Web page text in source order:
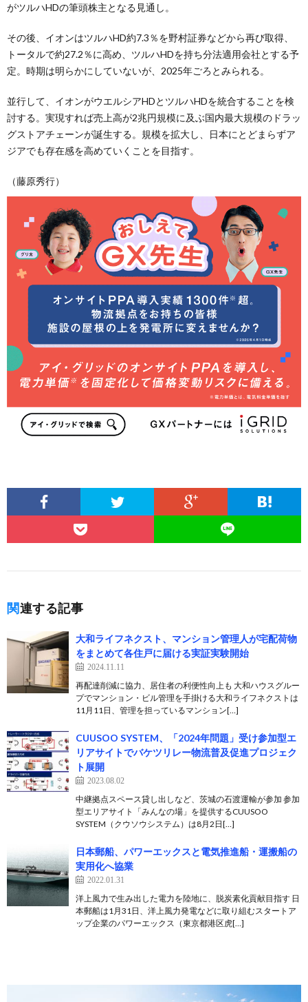
がツルハHDの筆頭株主となる見通し。
その後、イオンはツルハHD約7.3％を野村証券などから再び取得、
トータルで約27.2％に高め、ツルハHDを持ち分法適用会社とする予
定。時期は明らかにしていないが、2025年ごろとみられる。
並行して、イオンがウエルシアHDとツルハHDを統合することを検
討する。実現すれば売上高が2兆円規模に及ぶ国内最大規模のドラッ
グストアチェーンが誕生する。規模を拡大し、日本にとどまらずア
ジアでも存在感を高めていくことを目指す。
（藤原秀行）
関連する記事
大和ライフネクスト、マンション管理人が宅配荷物
をまとめて各住戸に届ける実証実験開始
2024.11.11
再配達削減に協力、居住者の利便性向上も 大和ハウスグルー
プでマンション・ビル管理を手掛ける大和ライフネクストは
11月11日、管理を担っているマンション[…]
CUUSOO SYSTEM、「2024年問題」受け参加型エ
リアサイトでバケツリレー物流普及促進プロジェク
ト展開
2023.08.02
中継拠点スペース貸し出しなど、茨城の石渡運輸が参加 参加
型エリアサイト「みんなの場」を提供するCUUSOO
SYSTEM（クウソウシステム）は8月2日[…]
日本郵船、パワーエックスと電気推進船・運搬船の
実用化へ協業
2022.01.31
洋上風力で生み出した電力を陸地に、脱炭素化貢献目指す 日
本郵船は1月31日、洋上風力発電などに取り組むスタートア
ップ企業のパワーエックス（東京都港区⻁[…]